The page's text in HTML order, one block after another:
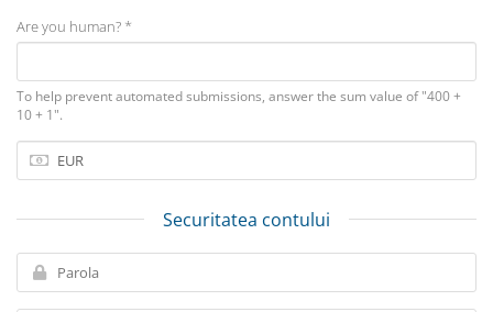
Are you human? *
To help prevent automated submissions, answer the sum value of "400 +
10 + 1".
Securitatea contului